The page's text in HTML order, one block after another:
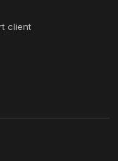
client